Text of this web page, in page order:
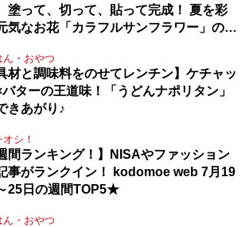
塗って、切って、貼って完成！ 夏を彩
気なお花「カラフルサンフラワー」の作
ん・おやつ
材と調味料をのせてレンチン】ケチャッ
バターの王道味！「うどんナポリタン」
きあがり♪
オシ！
間ランキング！】NISAやファッション
事がランクイン！ kodomoe web 7月19
25日の週間TOP5★
ん・おやつ